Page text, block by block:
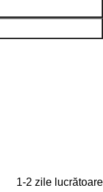
1-2 zile lucrătoare